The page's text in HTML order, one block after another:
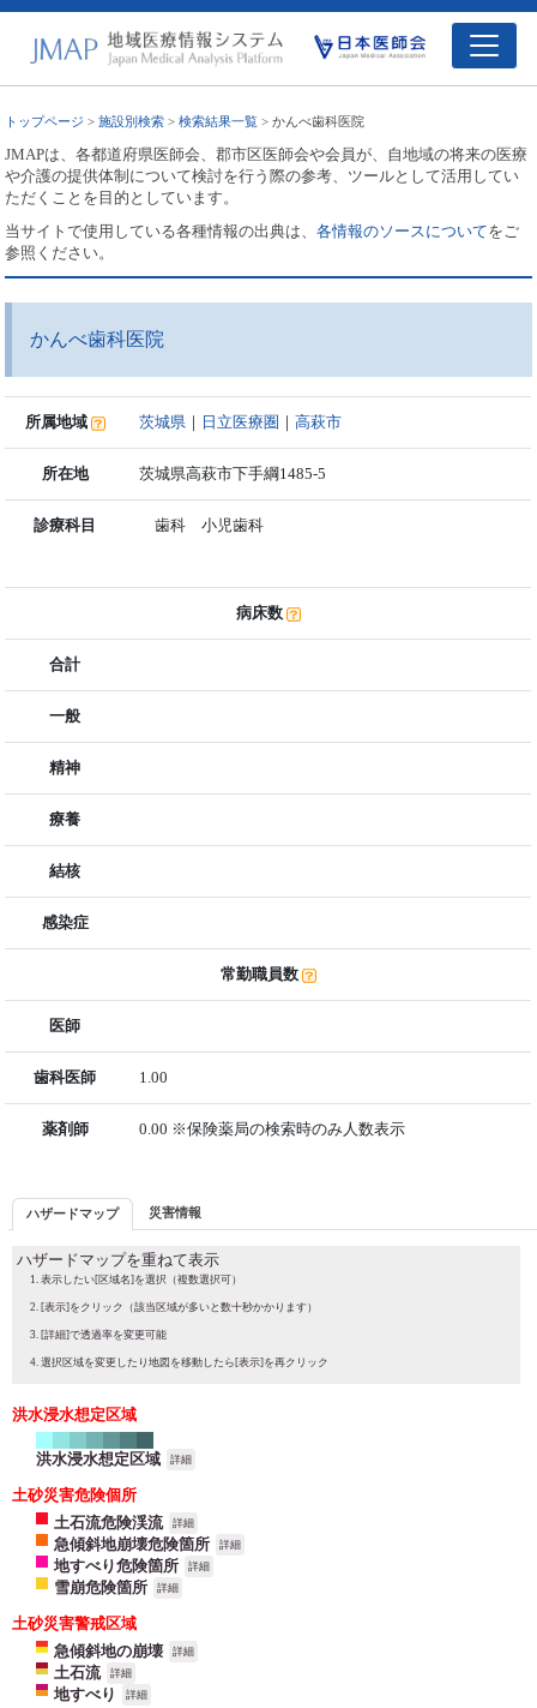
トップページ >施設別検索 >検索結果一覧 > かんべ歯科医院
JMAPは、各都道府県医師会、郡市区医師会や会員が、自地域の将来の医療
や介護の提供体制について検討を行う際の参考、ツールとして活用してい
ただくことを目的としています。
当サイトで使用している各種情報の出典は、各情報のソースについてをご
参照ください。
かんべ歯科医院
所属地域 茨城県 ｜ 日立医療圏 ｜高萩市
所在地 茨城県高萩市下手綱1485-5
診療科目 歯科 小児歯科
病床数
合計
一般
精神
療養
結核
感染症
常勤職員数
医師
歯科医師 1.00
薬剤師 0.00 ※保険薬局の検索時のみ人数表示
ハザードマップ 災害情報
ハザードマップを重ねて表示
表示したい[区域名]を選択（複数選択可）
[表示]をクリック（該当区域が多いと数十秒かかります）
[詳細]で透過率を変更可能
選択区域を変更したり地図を移動したら[表示]を再クリック
洪水浸水想定区域
洪水浸水想定区域 詳細
土砂災害危険個所
土石流危険渓流
詳細
急傾斜地崩壊危険箇所 詳細
地すべり危険箇所 詳細
雪崩危険箇所 詳細
土砂災害警戒区域
急傾斜地の崩壊
詳細
土石流 詳細
地すべり 詳細